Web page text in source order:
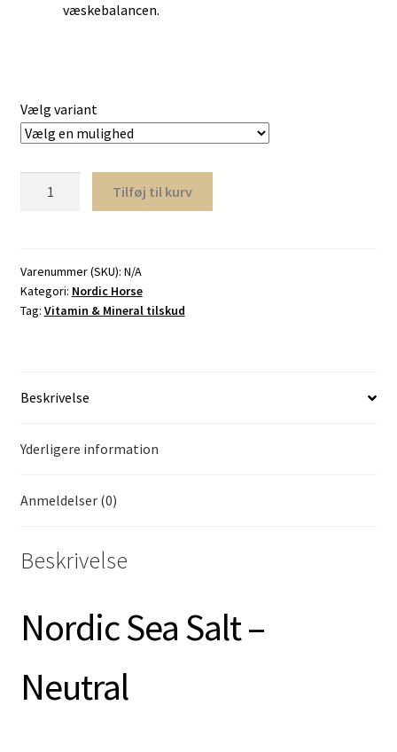
væskebalancen.
Vælg variant
Neutral
antal
Tilføj til kurv
Varenummer (SKU): N/A
Kategori: Nordic Horse
Tag: Vitamin & Mineral tilskud
Beskrivelse
Yderligere information
Anmeldelser (0)
Beskrivelse
Nordic Sea Salt –
Neutral